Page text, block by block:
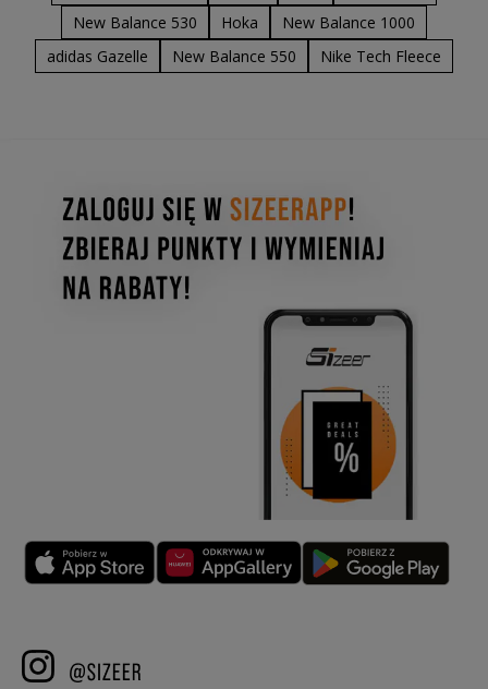
New Balance 530
Hoka
New Balance 1000
adidas Gazelle
New Balance 550 Nike Tech Fleece